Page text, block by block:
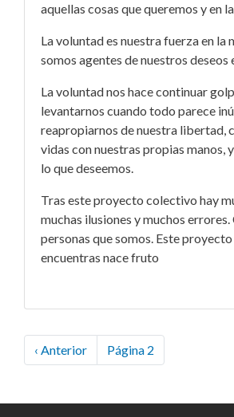
aquellas cosas que queremos y en
La voluntad es nuestra fuerza en la
somos agentes de nuestros deseos
La voluntad nos hace continuar
levantarnos cuando todo parece
reapropiarnos de nuestra libertad,
vidas con nuestras propias manos,
lo que deseemos.
Tras este proyecto colectivo hay
muchas ilusiones y muchos errores.
personas que somos. Este
encuentras nace fruto
Paginación
Página
anterior
‹ Anterior Página 2